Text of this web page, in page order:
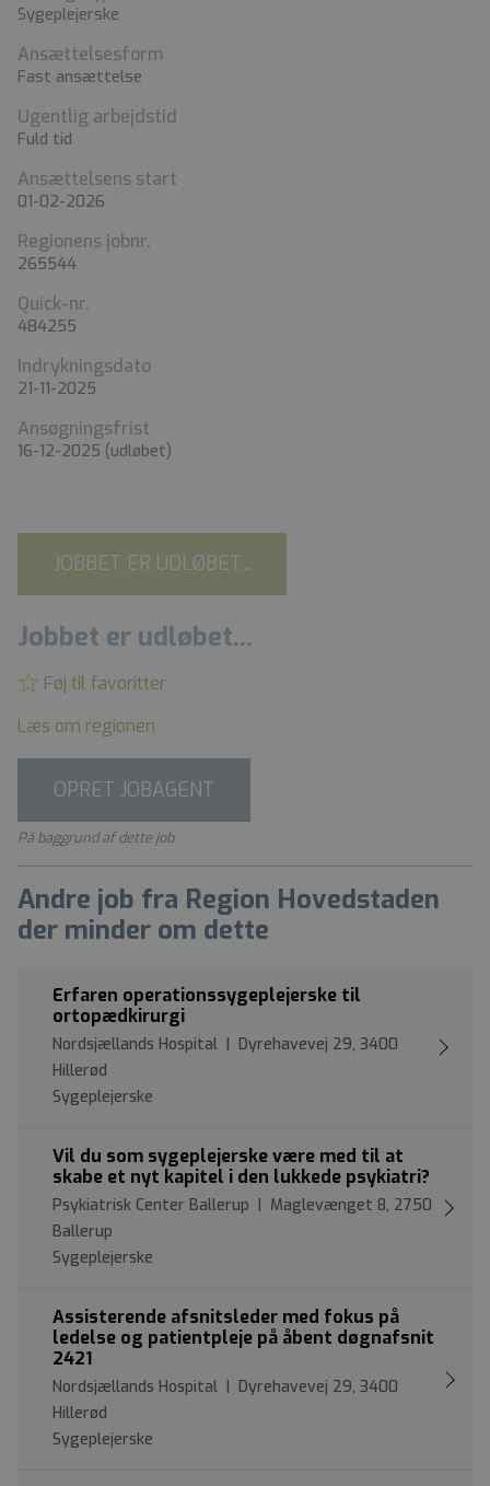
Sygeplejerske
Ansættelsesform
Fast ansættelse
Ugentlig arbejdstid
Fuld tid
Ansættelsens start
01-02-2026
Regionens jobnr.
265544
Quick-nr.
484255
Indrykningsdato
21-11-2025
Ansøgningsfrist
16-12-2025 (udløbet)
JOBBET ER UDLØBET...
Jobbet er udløbet...
Føj til favoritter
Læs om regionen
OPRET JOBAGENT
På baggrund af dette job
Andre job fra Region Hovedstaden
der minder om dette
Erfaren operationssygeplejerske til
ortopædkirurgi
Nordsjællands Hospital | Dyrehavevej 29, 3400
Hillerød
Sygeplejerske
Vil du som sygeplejerske være med til at
skabe et nyt kapitel i den lukkede psykiatri?
Psykiatrisk Center Ballerup | Maglevænget 8, 2750
Ballerup
Sygeplejerske
Assisterende afsnitsleder med fokus på
ledelse og patientpleje på åbent døgnafsnit
2421
Nordsjællands Hospital | Dyrehavevej 29, 3400
Hillerød
Sygeplejerske